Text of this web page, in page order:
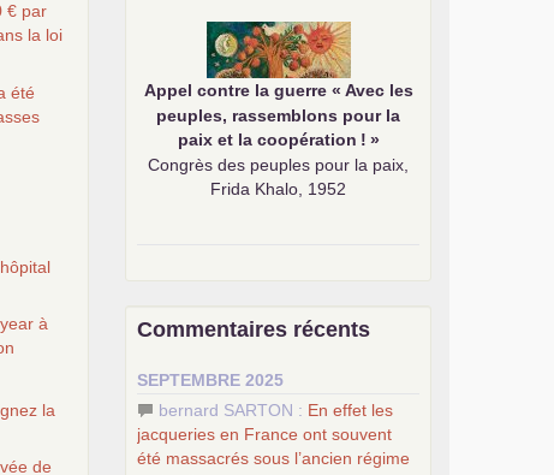
€ par
la loi
été
à
la
de
demandezle numéro 10 de la
revue Unir les Communistes
cinq chantiers pour contribuer
au débat sur le projet communiste
Appel contre la guerre « Avec les
peuples, rassemblons pour la
paix et la coopération ! »
Congrès des peuples pour la paix,
Frida Khalo, 1952
–contribution de jeunes
chantiers pour affirmer l’ambition
révolutionnaire duPCF
–un texte de Jean-Claude Delaunay
le marxisme est la science sociale de
Commentaires récents
SEPTEMBRE 2025
bernard SARTON : En effet les
jacqueries en France ont souvent
été massacrés sous l’ancien régime